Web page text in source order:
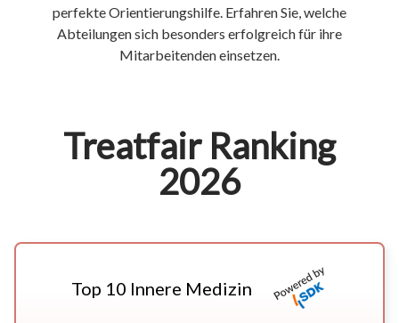
perfekte Orientierungshilfe. Erfahren Sie, welche
Abteilungen sich besonders erfolgreich für ihre
Mitarbeitenden einsetzen.
Treatfair Ranking
2026
Top 10 Innere Medizin